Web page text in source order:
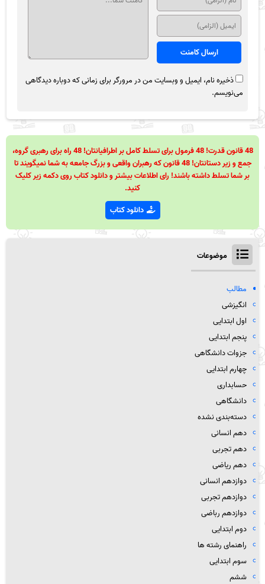
ذخیره نام، ایمیل و وبسایت من در مرورگر برای زمانی که دوباره دیدگاهی
می‌نویسم.
48 قانون قدرت! 48 فرمول برای تسلط کامل بر اطرافیانتان! 48 راه برای رهبری گروه،
جمع و زیر دستانتان! 48 قانون که رهبران واقعی و بزرگ جامعه به شما نمیگویند تا
بر شما تسلط داشته باشند! رای اطلاعات بیشتر و دانلود کتاب روی دکمه زیر کلیک
کنید.
دانلود کتاب
موضوعات
مطالب
انگیزشی
اول ابتدایی
پنجم ابتدایی
جزوات دانشگاهی
چهارم ابتدایی
حسابداری
دانشگاهی
دسته‌بندی نشده
دهم انسانی
دهم تجربی
دهم ریاضی
دوازدهم انسانی
دوازدهم تجربی
دوازدهم رباضی
دوم ابتدایی
راهنمای رشته ها
سوم ابتدایی
ششم